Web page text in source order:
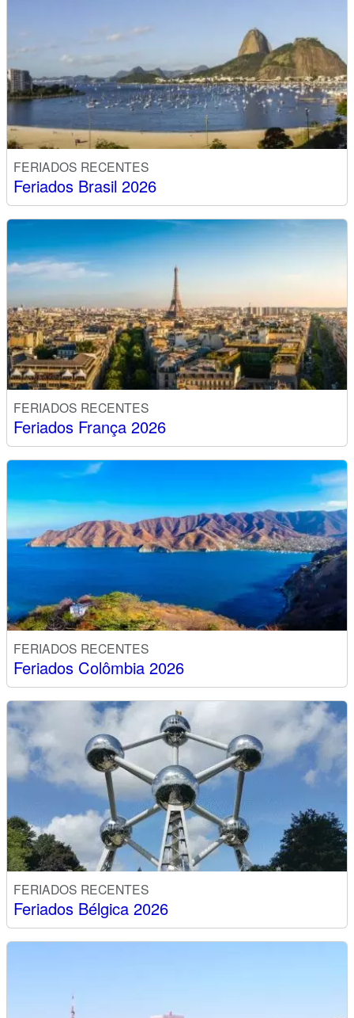
FERIADOS RECENTES
Feriados Brasil 2026
FERIADOS RECENTES
Feriados França 2026
FERIADOS RECENTES
Feriados Colômbia 2026
FERIADOS RECENTES
Feriados Bélgica 2026